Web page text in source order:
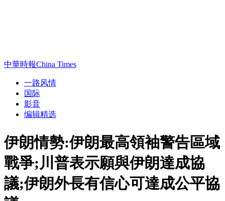
中華時報China Times
一路风情
国际
影音
编辑精选
伊朗情勢:伊朗最高領袖警告區域
戰爭;川普表示願與伊朗達成協
議;伊朗外長有信心可達成公平協